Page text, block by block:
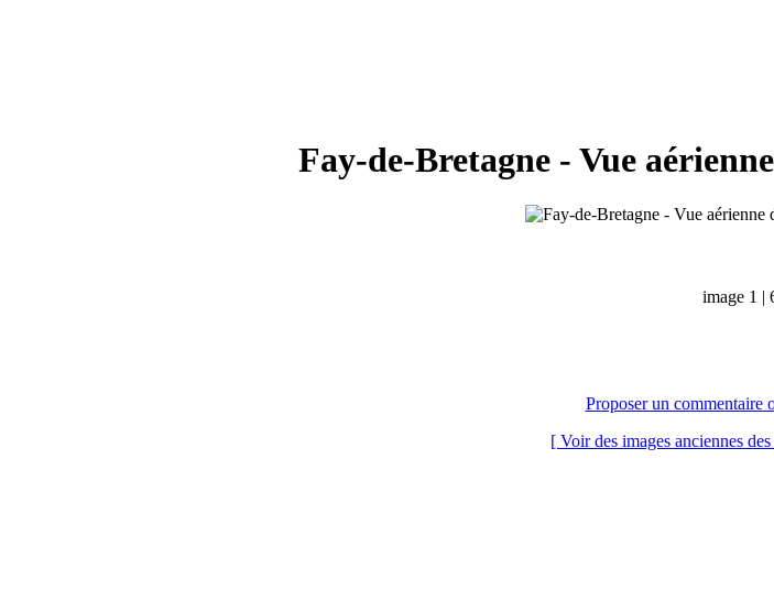
Fay-de-Bretagne - Vue
image 1 |
Proposer un commentaire
[ Voir des images anciennes